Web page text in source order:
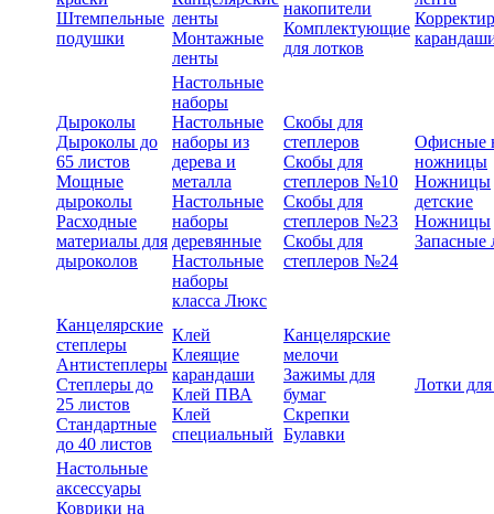
Штемпельные
подушки
ленты
Монтажные
ленты
накопители
Комплектующие
для лотков
Дыроколы
Дыроколы до
65 листов
Мощные
дыроколы
Расходные
материалы для
дыроколов
Настольные
наборы
Настольные
наборы из
дерева и
металла
Настольные
наборы
деревянные
Настольные
наборы
класса Люкс
Скобы для
степлеров
Скобы для
степлеров №10
Скобы для
степлеров №23
Скобы для
степлеров №24
Офисные
ножницы
Ножницы
детские
Ножницы
Запасные
Канцелярские
степлеры
Антистеплеры
Степлеры до
25 листов
Стандартные
до 40 листов
Клей
Клеящие
карандаши
Клей ПВА
Клей
специальный
Канцелярские
мелочи
Зажимы для
бумаг
Скрепки
Булавки
Лотки
Настольные
аксессуары
Коврики на